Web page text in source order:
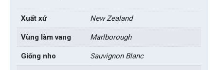
Xuất xứ New Zealand
Vùng làm vang Marlborough
Giống nho Sauvignon Blanc